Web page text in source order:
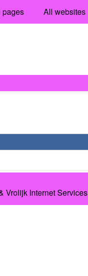
pages All websites
Vrolijk Internet Services